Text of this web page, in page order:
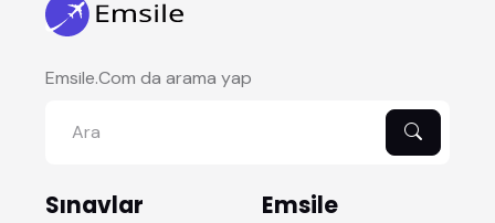
Emsile.Com da arama yap
Sınavlar Emsile